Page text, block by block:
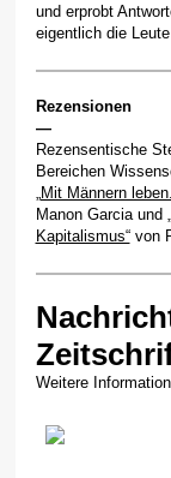
und erprobt
eigentlich die
Rezensionen
—
Rezensentische
Bereichen
„Mit Männern
Manon Garcia und
Kapitalismus“von
Weitere